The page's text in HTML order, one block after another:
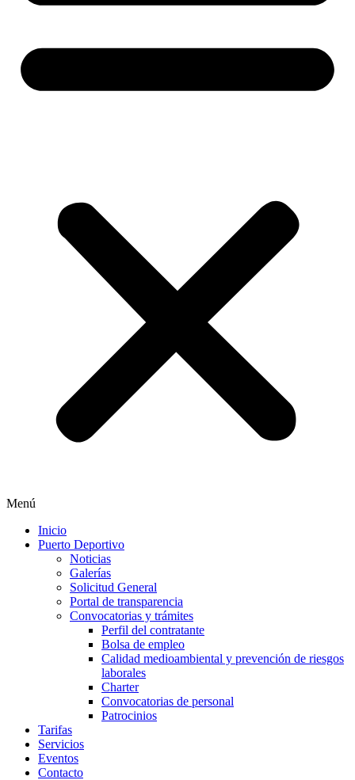
Menú
Inicio
Puerto Deportivo
Noticias
Galerías
Solicitud General
Portal de transparencia
Convocatorias y trámites
Perfil del contratante
Bolsa de empleo
Calidad medioambiental y prevención de riesgos
laborales
Charter
Convocatorias de personal
Patrocinios
Tarifas
Servicios
Eventos
Contacto